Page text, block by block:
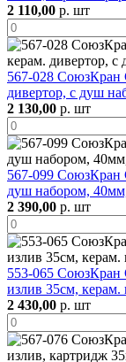
2 110,00 р. шт
567-028 СоюзКран
дивертор, с душ
2 130,00 р. шт
567-099 СоюзКран
душ набором,
2 390,00 р. шт
553-065 СоюзКран
излив 35см,
2 430,00 р. шт